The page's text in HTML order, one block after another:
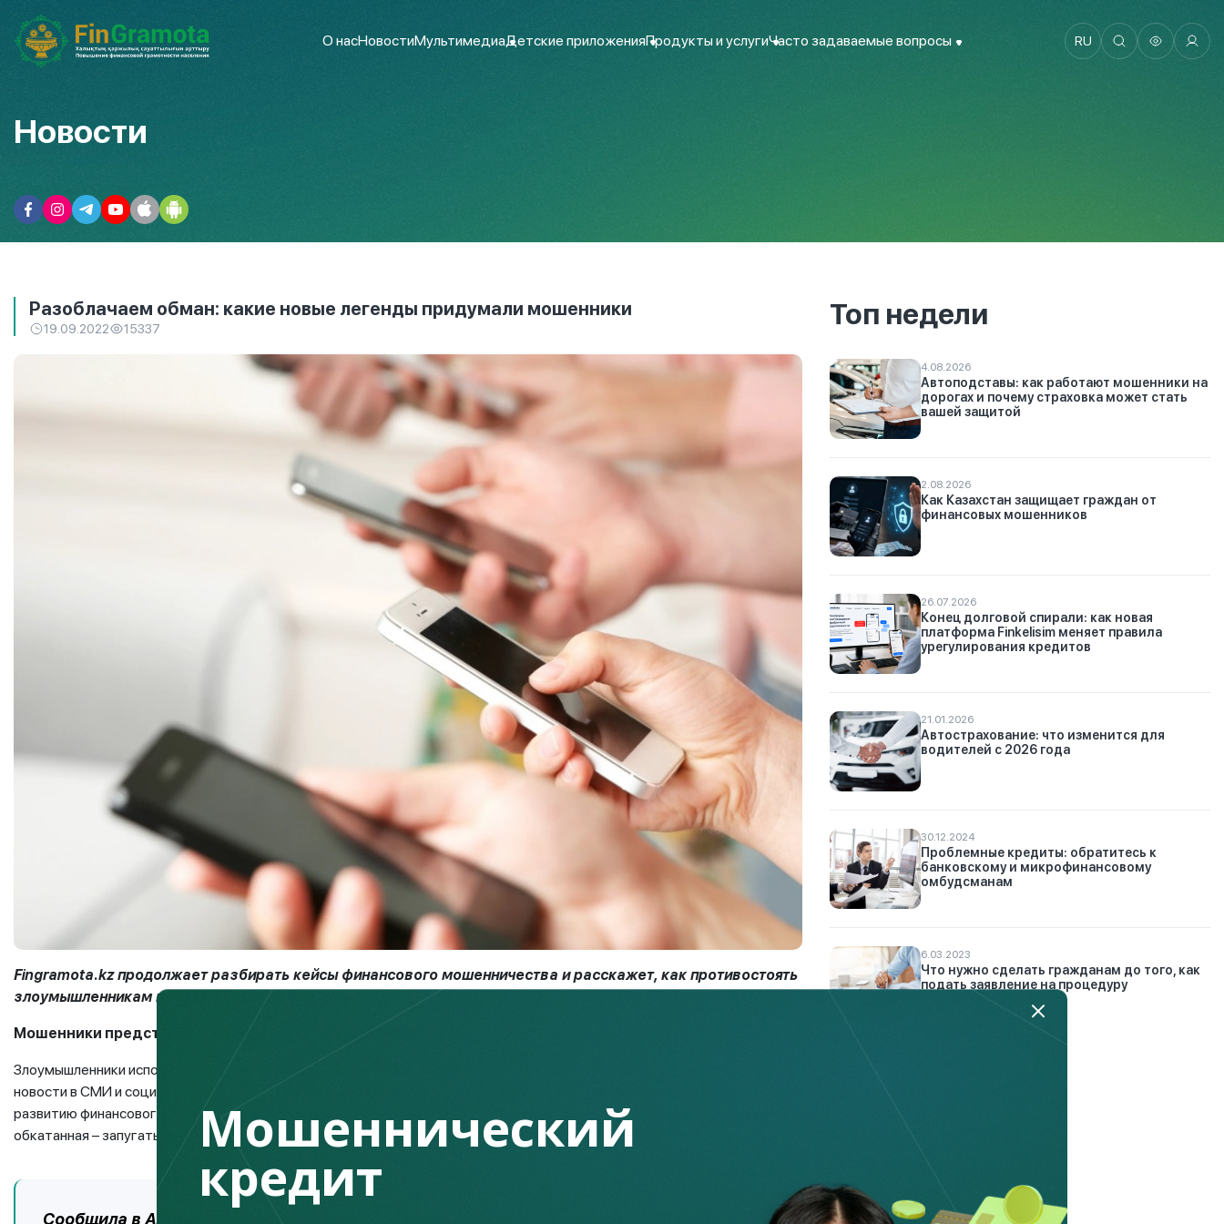
О насНовостиМультимедиаДетские приложенияПродукты и услугиЧасто задаваемые вопросы RU
Новости
Разоблачаем обман: какие новые легенды придумали мошенники
19.09.2022 15337
Fingramota.kz продолжает разбирать кейсы финансового мошенничества и расскажет, как противостоять
злоумышленникам и не попасться на их уловки.
Мошенники представляются сотрудниками финрегулятора!
Злоумышленники используют любую информацию в своих корыстных целях, для этого они постоянно мониторят
новости в СМИ и социальных сетях. Мошенники осведомлены и о деятельности Агентства РК по регулированию и
развитию финансового рынка. Теперь они начали обзванивать граждан якобы от лица финансового регулятора. Схема
обкатанная – запугать, заставить сообщить личные и платежные данные, либо перевести средства на их счет.
Сообщила в Агентство о данной схеме через официальные каналы обратной связи одна
Топ недели
4.08.2026
Автоподставы: как работают мошенники на
дорогах и почему страховка может стать
вашей защитой
2.08.2026
Как Казахстан защищает граждан от
финансовых мошенников
26.07.2026
Конец долговой спирали: как новая
платформа Finkelisim меняет правила
урегулирования кредитов
21.01.2026
Автострахование: что изменится для
водителей с 2026 года
30.12.2024
Проблемные кредиты: обратитесь к
банковскому и микрофинансовому
омбудсманам
6.03.2023
Что нужно сделать гражданам до того, как
подать заявление на процедуру
Мошеннический
кредит